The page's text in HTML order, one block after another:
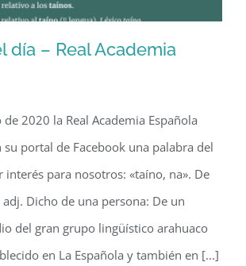
del día – Real Academia
Española
día – Real Academia
2020 la Real Academia Española
su portal de Facebook una palabra del
interés para nosotros: «taíno, na». De
Dicho de una persona: De un
del gran grupo lingüístico arahuaco
en La Española y también en [...]